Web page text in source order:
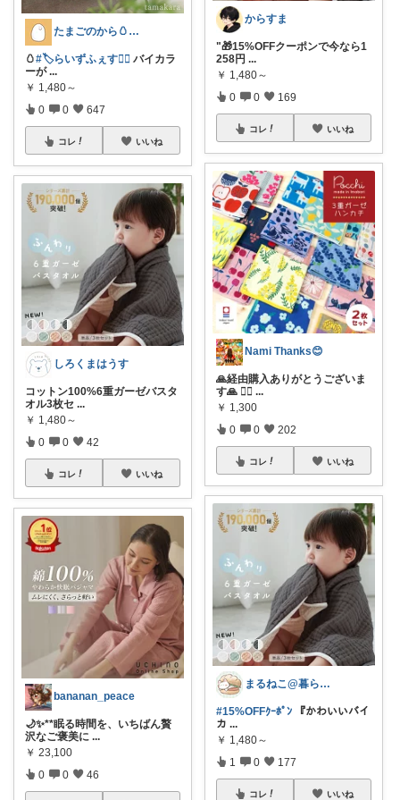
たまごのから🥚ラクに暮らす┊︎育児
🥚#🏷️らいずふぇす❤️‍🔥 バイカラ
ーが ...
￥ 1,480～
0 0 647
コレ いいね
しろくまはうす
コットン100%6重ガーゼバスタ
オル3枚セ ...
￥ 1,480～
0 0 42
コレ いいね
bananan_peace
🌙✨**眠る時間を、いちばん贅
沢なご褒美に ...
￥ 23,100
0 0 46
からすま
"🎁15%OFFクーポンで今なら1
258円 ...
￥ 1,480～
0 0 169
コレ いいね
Nami Thanks😊
🙏経由購入ありがとうございま
す🙏 💁‍♀️ ...
￥ 1,300
0 0 202
コレ いいね
まるねこ@暮らしと子育て🐈️🌸
#15%OFFｸｰﾎﾟﾝ 『かわいいバイ
カ ...
￥ 1,480～
1 0 177
コレ いいね